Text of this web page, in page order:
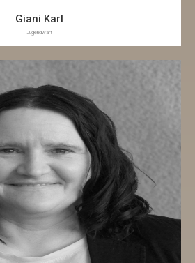
Giani Karl
Jugendwart